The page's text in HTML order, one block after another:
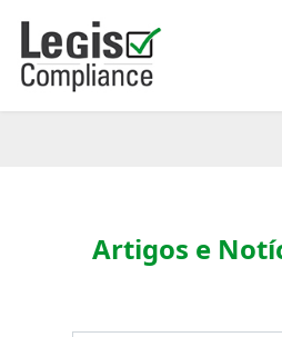
Artigos e